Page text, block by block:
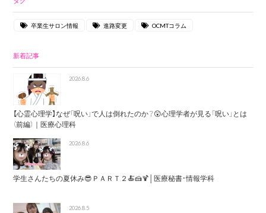
卒業生サロン情報 進路変更 OCMTコラム
新着記事
2026.8.6
【心霊心理学】なぜ「呪い」で人は倒れたのか？😲心理学者が見る「呪い」とは
（前編）｜医療心理科
2026.8.6
学生さんたちの夏休み😎ＰＡＲＴ２🍝🍰🍹│医療秘書・情報学科
2026.8.5